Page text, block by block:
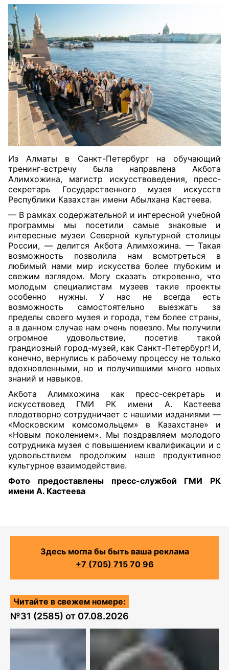
Из Алматы в Санкт-Петербург на обучающий
тренинг-встречу была направлена Акбота
Алимхожина, магистр искусствоведения, пресс-
секретарь Государственного музея искусств
Республики Казахстан имени Абылхана Кастеева.
— В рамках содержательной и интересной учебной
программы мы посетили самые знаковые и
интересные музеи Северной культурной столицы
России, — делится Акбота Алимхожина. — Такая
возможность позволила нам всмотреться в
любимый нами мир искусства более глубоким и
свежим взглядом. Могу сказать откровенно, что
молодым специалистам музеев такие проекты
особенно нужны. У нас не всегда есть
возможность самостоятельно выезжать за
пределы своего музея и города, тем более страны,
а в данном случае нам очень повезло. Мы получили
огромное удовольствие, посетив такой
грандиозный город-музей, как Санкт-Петербург! И,
конечно, вернулись к рабочему процессу не только
вдохновленными, но и получившими много новых
знаний и навыков.
Акбота Алимхожина как пресс-секретарь и
искусствовед ГМИ РК имени А. Кастеева
плодотворно сотрудничает с нашими изданиями —
«Московским комсомольцем» в Казахстане» и
«Новым поколением». Мы поздравляем молодого
сотрудника музея с повышением квалификации и с
удовольствием продолжим наше продуктивное
культурное взаимодействие.
Фото предоставлены пресс-службой ГМИ РК
имени А. Кастеева
Здесь могла бы быть ваша реклама
+7 (705) 715 70 96
Читайте в свежем номере:
№31 (2585) от 07.08.2026